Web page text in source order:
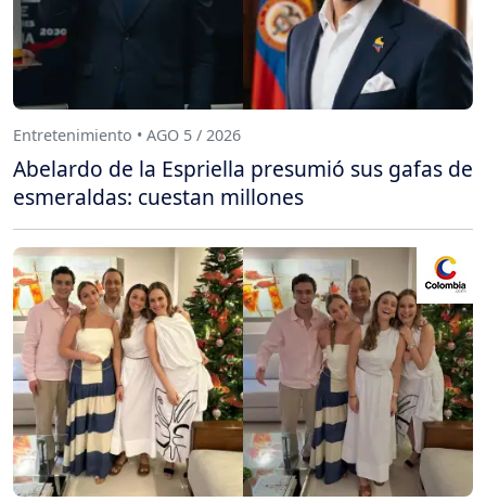
Entretenimiento • AGO 5 / 2026
Abelardo de la Espriella presumió sus gafas de
esmeraldas: cuestan millones